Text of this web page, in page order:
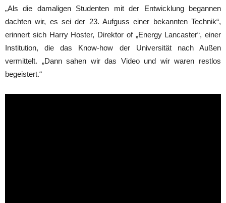
„Als die damaligen Studenten mit der Entwicklung begannen
dachten wir, es sei der 23. Aufguss einer bekannten Technik“,
erinnert sich Harry Hoster, Direktor of „Energy Lancaster“, einer
Institution, die das Know-how der Universität nach Außen
vermittelt. „Dann sahen wir das Video und wir waren restlos
begeistert.“